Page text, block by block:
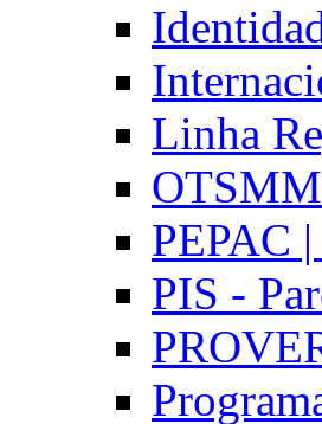
Linha
PEPAC
PIS -